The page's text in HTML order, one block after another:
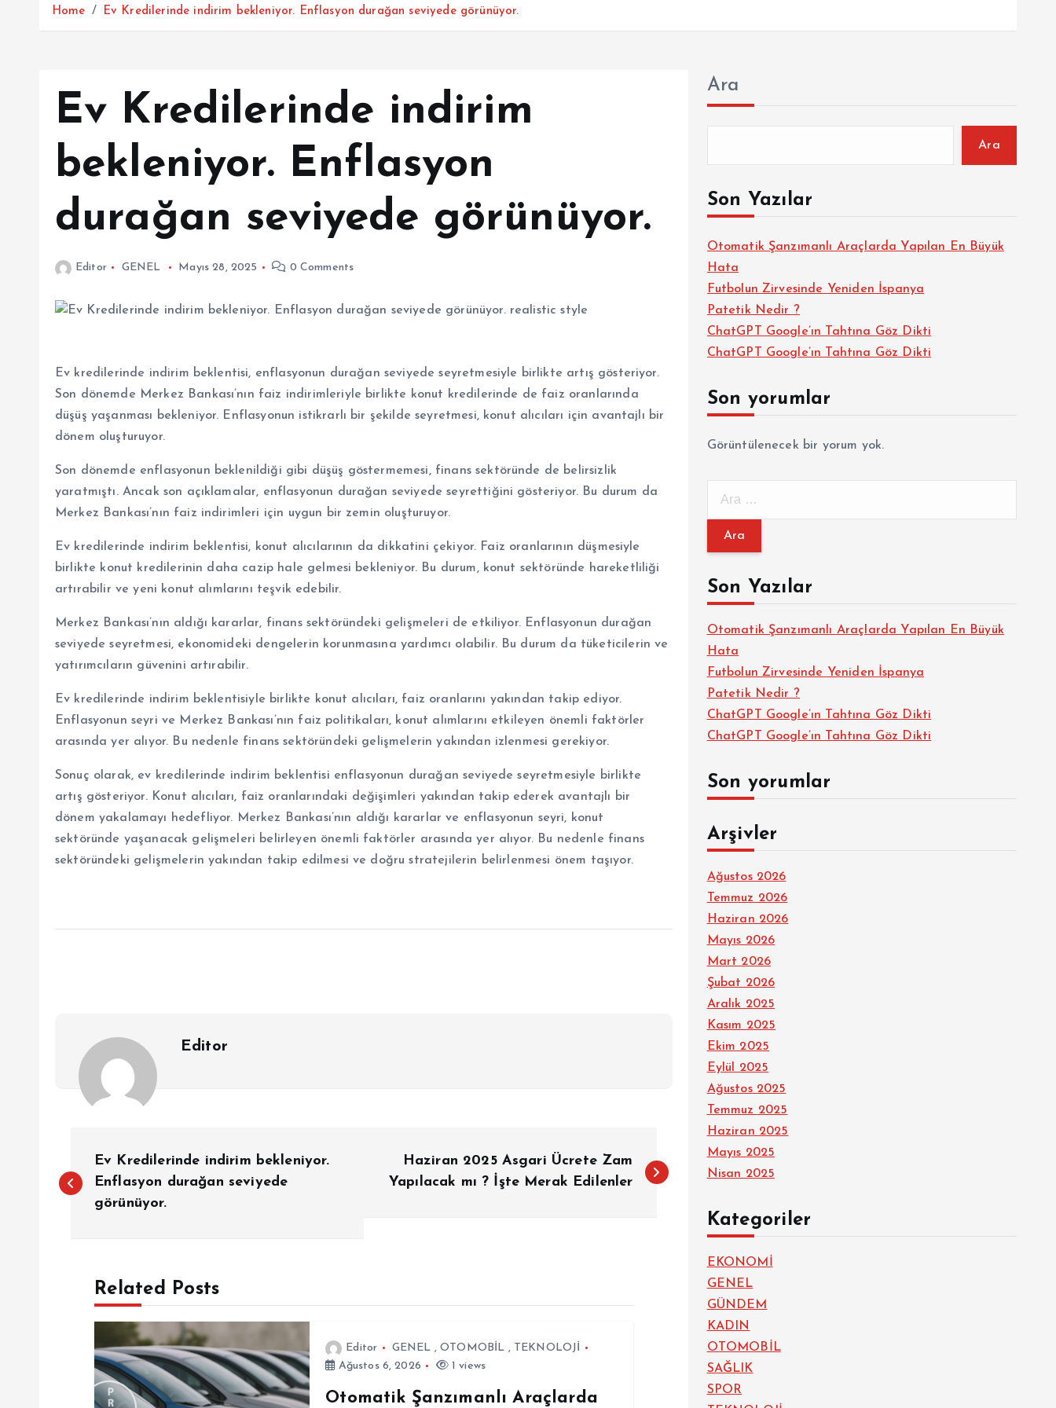
Home Ev Kredilerinde indirim bekleniyor. Enflasyon durağan seviyede görünüyor.
Ev Kredilerinde indirim
bekleniyor. Enflasyon
durağan seviyede görünüyor.
Editor GENEL Mayıs 28, 2025 0 Comments
Ev kredilerinde indirim beklentisi, enflasyonun durağan seviyede seyretmesiyle birlikte artış gösteriyor.
Son dönemde Merkez Bankası’nın faiz indirimleriyle birlikte konut kredilerinde de faiz oranlarında
düşüş yaşanması bekleniyor. Enflasyonun istikrarlı bir şekilde seyretmesi, konut alıcıları için avantajlı bir
dönem oluşturuyor.
Son dönemde enflasyonun beklenildiği gibi düşüş göstermemesi, finans sektöründe de belirsizlik
yaratmıştı. Ancak son açıklamalar, enflasyonun durağan seviyede seyrettiğini gösteriyor. Bu durum da
Merkez Bankası’nın faiz indirimleri için uygun bir zemin oluşturuyor.
Ev kredilerinde indirim beklentisi, konut alıcılarının da dikkatini çekiyor. Faiz oranlarının düşmesiyle
birlikte konut kredilerinin daha cazip hale gelmesi bekleniyor. Bu durum, konut sektöründe hareketliliği
artırabilir ve yeni konut alımlarını teşvik edebilir.
Merkez Bankası’nın aldığı kararlar, finans sektöründeki gelişmeleri de etkiliyor. Enflasyonun durağan
seviyede seyretmesi, ekonomideki dengelerin korunmasına yardımcı olabilir. Bu durum da tüketicilerin ve
yatırımcıların güvenini artırabilir.
Ev kredilerinde indirim beklentisiyle birlikte konut alıcıları, faiz oranlarını yakından takip ediyor.
Enflasyonun seyri ve Merkez Bankası’nın faiz politikaları, konut alımlarını etkileyen önemli faktörler
arasında yer alıyor. Bu nedenle finans sektöründeki gelişmelerin yakından izlenmesi gerekiyor.
Sonuç olarak, ev kredilerinde indirim beklentisi enflasyonun durağan seviyede seyretmesiyle birlikte
artış gösteriyor. Konut alıcıları, faiz oranlarındaki değişimleri yakından takip ederek avantajlı bir
dönem yakalamayı hedefliyor. Merkez Bankası’nın aldığı kararlar ve enflasyonun seyri, konut
sektöründe yaşanacak gelişmeleri belirleyen önemli faktörler arasında yer alıyor. Bu nedenle finans
sektöründeki gelişmelerin yakından takip edilmesi ve doğru stratejilerin belirlenmesi önem taşıyor.
Editor
a
Ev Kredilerinde indirim bekleniyor.
Enflasyon durağan seviyede
görünüyor.
Haziran 2025 Asgari Ücrete Zam
Yapılacak mı ? İşte Merak Edilenler
Related Posts
Editor GENEL ,OTOMOBİL , TEKNOLOJİ
Ağustos 6, 2026
1 views
Otomatik Şanzımanlı Araçlarda
Ara
Ara
Son Yazılar
Otomatik Şanzımanlı Araçlarda Yapılan En Büyük
Hata
Futbolun Zirvesinde Yeniden İspanya
Patetik Nedir ?
ChatGPT Google’ın Tahtına Göz Dikti
ChatGPT Google’ın Tahtına Göz Dikti
Son yorumlar
Görüntülenecek bir yorum yok.
m
:Son Yazılar
Otomatik Şanzımanlı Araçlarda Yapılan En Büyük
Hata
Futbolun Zirvesinde Yeniden İspanya
Patetik Nedir ?
ChatGPT Google’ın Tahtına Göz Dikti
ChatGPT Google’ın Tahtına Göz Dikti
Son yorumlar
Arşivler
Ağustos 2026
Temmuz 2026
Haziran 2026
Mayıs 2026
Mart 2026
Şubat 2026
Aralık 2025
Kasım 2025
Ekim 2025
Eylül 2025
Ağustos 2025
Temmuz 2025
Haziran 2025
Mayıs 2025
Nisan 2025
Kategoriler
EKONOMİ
GENEL
GÜNDEM
KADIN
OTOMOBİL
SAĞLIK
SPOR